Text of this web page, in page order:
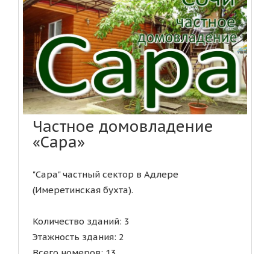
Частное домовладение
«Сара»
"Сара" частный сектор в Адлере
(Имеретинская бухта).
Количество зданий: 3
Этажность здания: 2